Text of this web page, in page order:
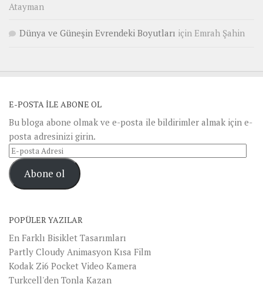
Atayman
Dünya ve Güneşin Evrendeki Boyutları için Emrah Şahin
E-POSTA ILE ABONE OL
Bu bloga abone olmak ve e-posta ile bildirimler almak için e-
posta adresinizi girin.
E-
posta
AdresiAbone ol
POPÜLER YAZILAR
En Farklı Bisiklet Tasarımları
Partly Cloudy Animasyon Kısa Film
Kodak Zi6 Pocket Video Kamera
Turkcell'den Tonla Kazan